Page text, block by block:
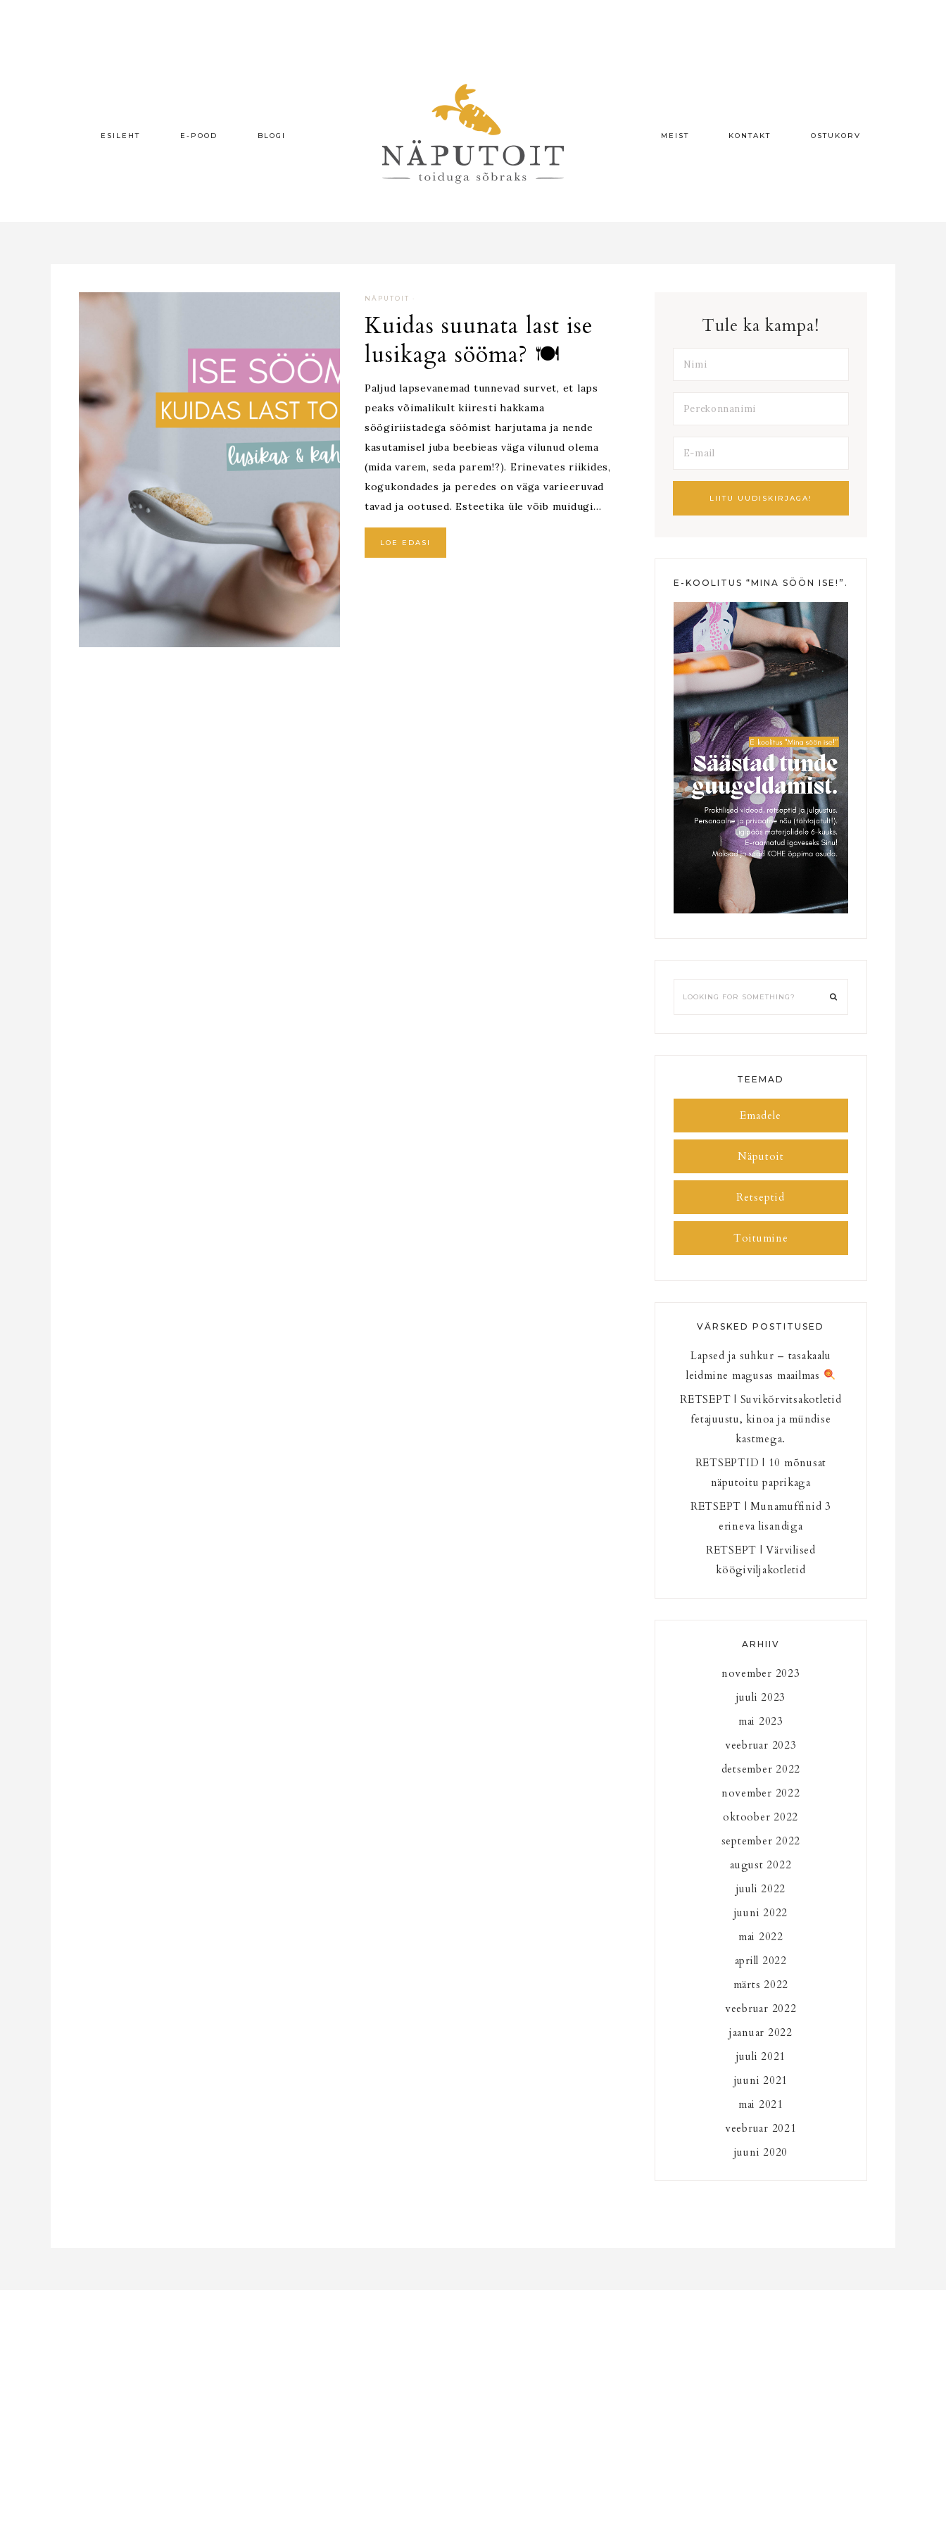
ESILEHT E-POOD BLOGI MEIST KONTAKT OSTUKORV
NÄPUTOIT ·
Kuidas suunata last ise
lusikaga sööma? 🍽
Paljud lapsevanemad tunnevad survet, et laps
peaks võimalikult kiiresti hakkama
söögiriistadega söömist harjutama ja nende
kasutamisel juba beebieas väga vilunud olema
(mida varem, seda parem!?). Erinevates riikides,
kogukondades ja peredes on väga varieeruvad
tavad ja ootused. Esteetika üle võib muidugi…
LOE EDASI
Tule ka kampa!
E-KOOLITUS “MINA SÖÖN ISE!”.
TEEMAD
Emadele
Näputoit
Retseptid
Toitumine
VÄRSKED POSTITUSED
Lapsed ja suhkur – tasakaalu
leidmine magusas maailmas
RETSEPT | Suvikõrvitsakotletid
fetajuustu, kinoa ja mündise
kastmega.
RETSEPTID | 10 mõnusat
näputoitu paprikaga
RETSEPT | Munamuffinid 3
erineva lisandiga
RETSEPT | Värvilised
köögiviljakotletid
ARHIIV
november 2023
juuli 2023
mai 2023
veebruar 2023
detsember 2022
november 2022
oktoober 2022
september 2022
august 2022
juuli 2022
juuni 2022
mai 2022
aprill 2022
märts 2022
veebruar 2022
jaanuar 2022
juuli 2021
juuni 2021
mai 2021
veebruar 2021
juuni 2020